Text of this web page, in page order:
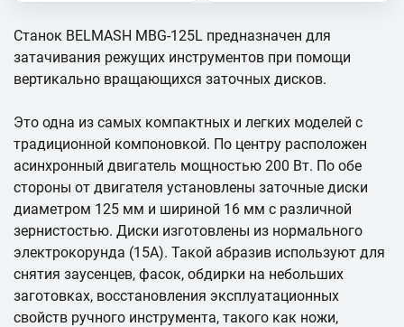
Станок BELMASH MBG-125L предназначен для
затачивания режущих инструментов при помощи
вертикально вращающихся заточных дисков.
Это одна из самых компактных и легких моделей с
традиционной компоновкой. По центру расположен
асинхронный двигатель мощностью 200 Вт. По обе
стороны от двигателя установлены заточные диски
диаметром 125 мм и шириной 16 мм с различной
зернистостью. Диски изготовлены из нормального
электрокорунда (15А). Такой абразив используют для
снятия заусенцев, фасок, обдирки на небольших
заготовках, восстановления эксплуатационных
свойств ручного инструмента, такого как ножи,